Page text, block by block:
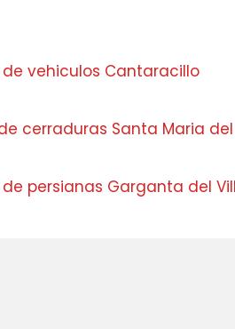
vehiculos Cantaracillo
cerraduras Santa Maria del
persianas Garganta del